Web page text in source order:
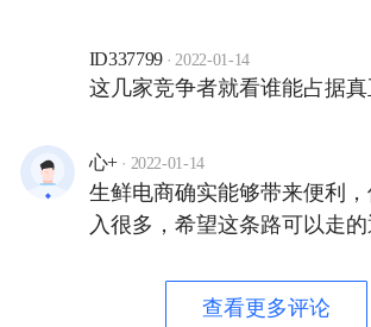
ID337799 · 2022-01-14
这几家竞争者就看谁能占据
心+ · 2022-01-14
生鲜电商确实能够带来便利
入很多，希望这条路可以走
查看更多评论